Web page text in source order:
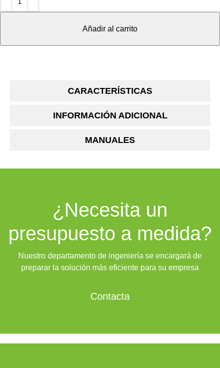
Añadir al carrito
CARACTERÍSTICAS
INFORMACIÓN ADICIONAL
MANUALES
¿Necesita un
presupuesto a medida?
Nuestro departamento de ingeniería se encargará de
preparar la solución más eficiente para su empresa
Contacta